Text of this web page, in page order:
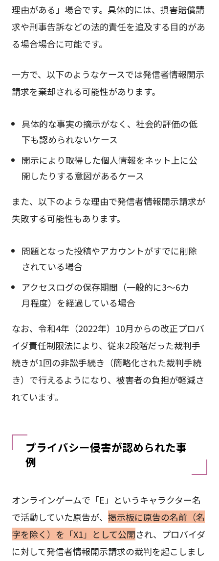
理由がある」場合です。具体的には、損害賠償請
求や刑事告訴などの法的責任を追及する目的があ
る場合場合に可能です。
一方で、以下のようなケースでは発信者情報開示
請求を棄却される可能性があります。
具体的な事実の摘示がなく、社会的評価の低
下も認められないケース
開示により取得した個人情報をネット上に公
開したりする意図があるケース
また、以下のような理由で発信者情報開示請求が
失敗する可能性もあります。
問題となった投稿やアカウントがすでに削除
されている場合
アクセスログの保存期間（一般的に3〜6カ
月程度）を経過している場合
なお、令和4年（2022年）10月からの改正プロバ
イダ責任制限法により、従来2段階だった裁判手
続きが1回の非訟手続き（簡略化された裁判手続
き）で行えるようになり、被害者の負担が軽減さ
れています。
プライバシー侵害が認められた事
例
オンラインゲームで「E」というキャラクター名
で活動していた原告が、 掲示板に原告の名前（名
字を除く）を「X1」として公開され、プロバイダ
に対して発信者情報開示請求の裁判を起こしまし